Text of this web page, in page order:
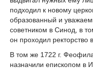
подходил к новому
образованный и
советником в Синод, в
он проходил ректорство
В том же 1722 г.
назначили епископом в